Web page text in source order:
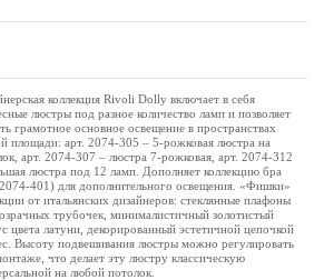
коллекция Rivoli Dolly включает в себя
люстры под разное количество ламп и позволяет
грамотное основное освещение в пространствах
площади: арт. 2074-305 – 5-рожковая люстра на
арт. 2074-307 – люстра 7-рожковая, арт. 2074-312
люстра под 12 ламп. Дополняет коллекцию бра
401) для дополнительного освещения. «Фишки»
от итальянских дизайнеров: стеклянные плафоны
трубочек, минималистичный золотистый
цвета латуни, декорированный эстетичной цепочкой
Высоту подвешивания люстры можно регулировать
что делает эту люстру классическую
на любой потолок.